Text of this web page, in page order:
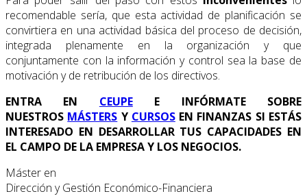
recomendable sería, que esta actividad de planificación se
convirtiera en una actividad básica del proceso de decisión,
integrada plenamente en la organización y que
conjuntamente con la información y control sea la base de
motivación y de retribución de los directivos.
ENTRA EN CEUPEE INFÓRMATE SOBRE
NUESTROS MÁSTERS Y CURSOSEN FINANZAS SI ESTÁS
INTERESADO EN DESARROLLAR TUS CAPACIDADES EN
EL CAMPO DE LA EMPRESA Y LOS NEGOCIOS.
Máster en
Dirección y Gestión Económico-Financiera